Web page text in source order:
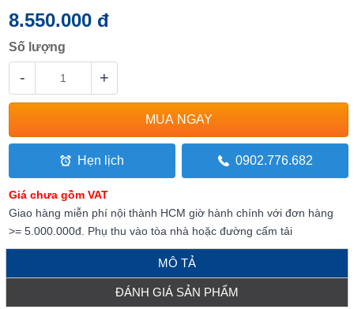
8.550.000 đ
Số lượng
- +
Hẹn lịch 0902.776.682
Giá chưa gồm VAT
Giao hàng miễn phí nội thành HCM giờ hành chính với đơn hàng
>= 5.000.000đ. Phụ thu vào tòa nhà hoặc đường cấm tải
MÔ TẢ
ĐÁNH GIÁ SẢN PHẨM